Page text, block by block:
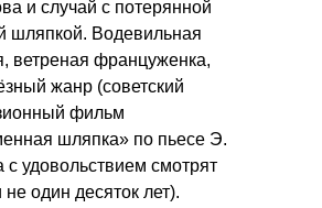
и случай с потерянной
шляпкой. Водевильная
ветреная француженка,
жанр (советский
фильм
шляпка» по пьесе Э.
удовольствием смотрят
не один десяток лет).